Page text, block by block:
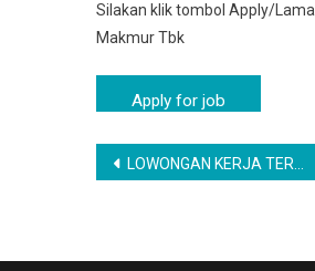
Silakan klik tombol Apply/
Makmur Tbk
Navigasi
LOWONGAN KERJA TERBARU KEDIRI TAHUN 2025 | LOKER KEDIRI TERBARU